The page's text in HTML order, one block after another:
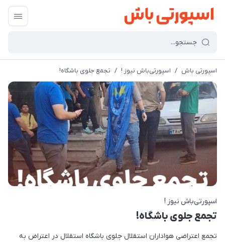
اسپورتی باش / اسپورتی‌باش نیوز ! / تجمع جلوی باشگاه!
اسپورتی‌باش نیوز !
تجمع جلوی باشگاه!
تجمع اعتراضی هواداران استقلال جلوی باشگاه استقلال در اعتراض به